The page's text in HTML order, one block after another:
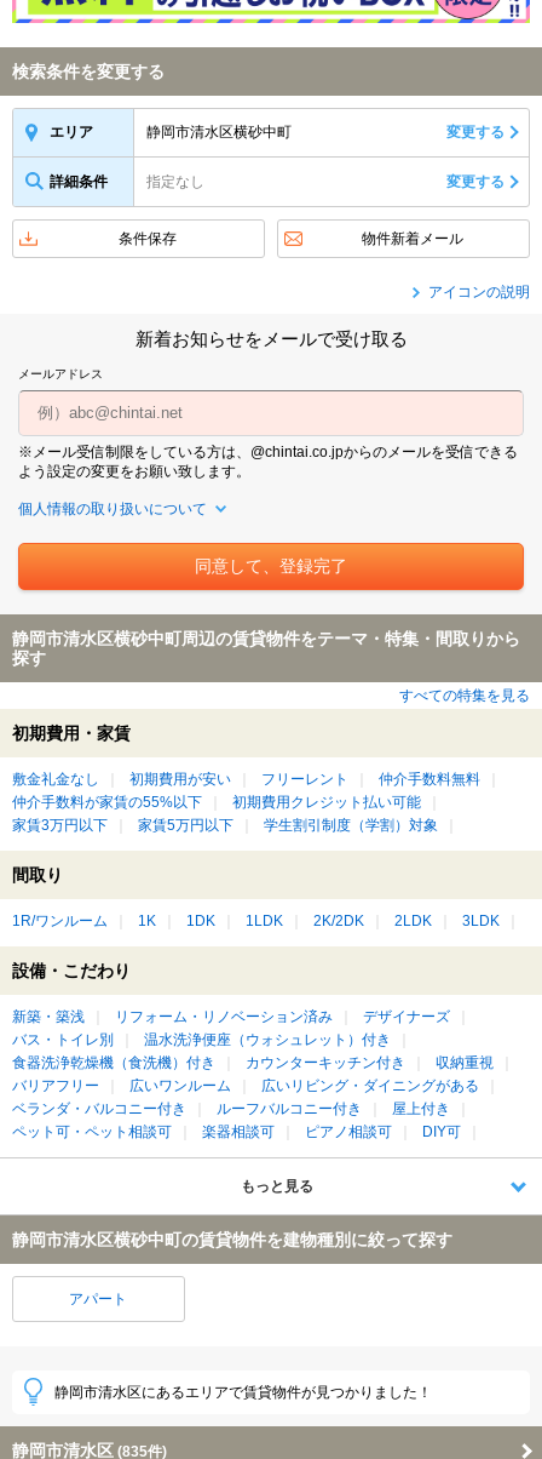
検索条件を変更する
エリア 静岡市清水区横砂中町 変更する
詳細条件 指定なし 変更する
条件保存 物件新着メール
アイコンの説明
新着お知らせをメールで受け取る
メールアドレス
※メール受信制限をしている方は、@chintai.co.jpからのメールを受信できる
よう設定の変更をお願い致します。
個人情報の取り扱いについて
静岡市清水区横砂中町周辺の賃貸物件をテーマ・特集・間取りから
探す
すべての特集を見る
初期費用・家賃
敷金礼金なし 初期費用が安い フリーレント
仲介手数料無料
仲介手数料が家賃の55%以下
初期費用クレジット払い可能
家賃3万円以下
家賃5万円以下 学生割引制度（学割）対象
間取り
1R/ワンルーム 1K 1DK 1LDK 2K/2DK 2LDK 3LDK
設備・こだわり
新築・築浅 リフォーム・リノベーション済み
デザイナーズ
バス・トイレ別
温水洗浄便座（ウォシュレット）付き
食器洗浄乾燥機（食洗機）付き
カウンターキッチン付き
収納重視
バリアフリー
広いワンルーム
広いリビング・ダイニングがある
ベランダ・バルコニー付き
ルーフバルコニー付き
屋上付き
ペット可・ペット相談可
楽器相談可 ピアノ相談可 DIY可
もっと見る
静岡市清水区横砂中町の賃貸物件を建物種別に絞って探す
アパート
静岡市清水区にあるエリアで賃貸物件が見つかりました！
静岡市清水区 (835件)